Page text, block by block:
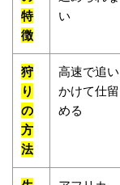
特
徴
い
狩
り
の
方
法
高速で追い
かけて仕留
める